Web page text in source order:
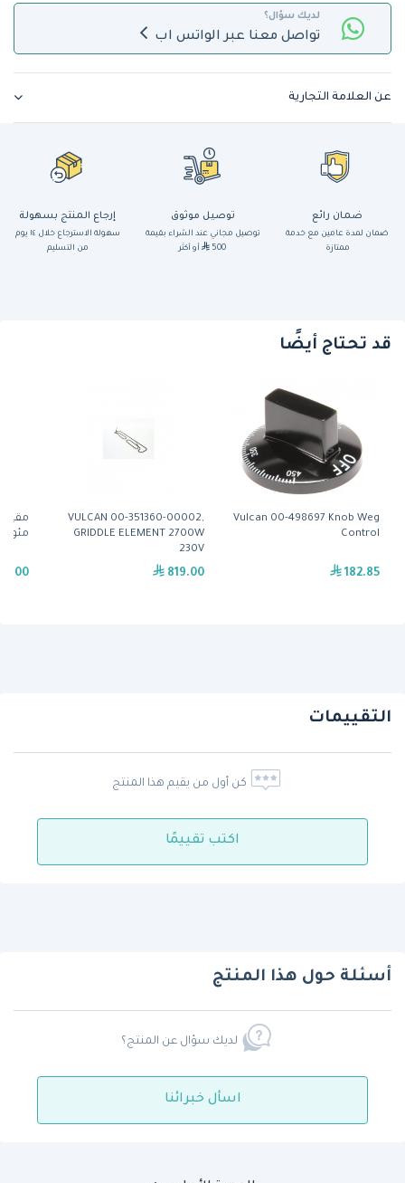
لديك سؤال؟
تواصل معنا عبر الواتس اب
عن العلامة التجارية
ضمان رائع
ضمان لمدة عامين مع خدمة
ممتازة
توصيل موثوق
توصيل مجاني عند الشراء بقيمة
500
أو أكثر
إرجاع المنتج بسهولة
سهولة الاسترجاع خلال ١٤ يوم
من التسليم
قد تحتاج أيضًا
Vulcan 00-498697 Knob Weg
Control
182.85
VULCAN 00-351360-00002,
GRIDDLE ELEMENT 2700W
230V
819.00
مئوية (00-944298) من
التقييمات
كن أول من يقيم هذا المنتج
اكتب تقييمًا
أسئلة حول هذا المنتج
لديك سؤال عن المنتج؟
اسأل خبرائنا